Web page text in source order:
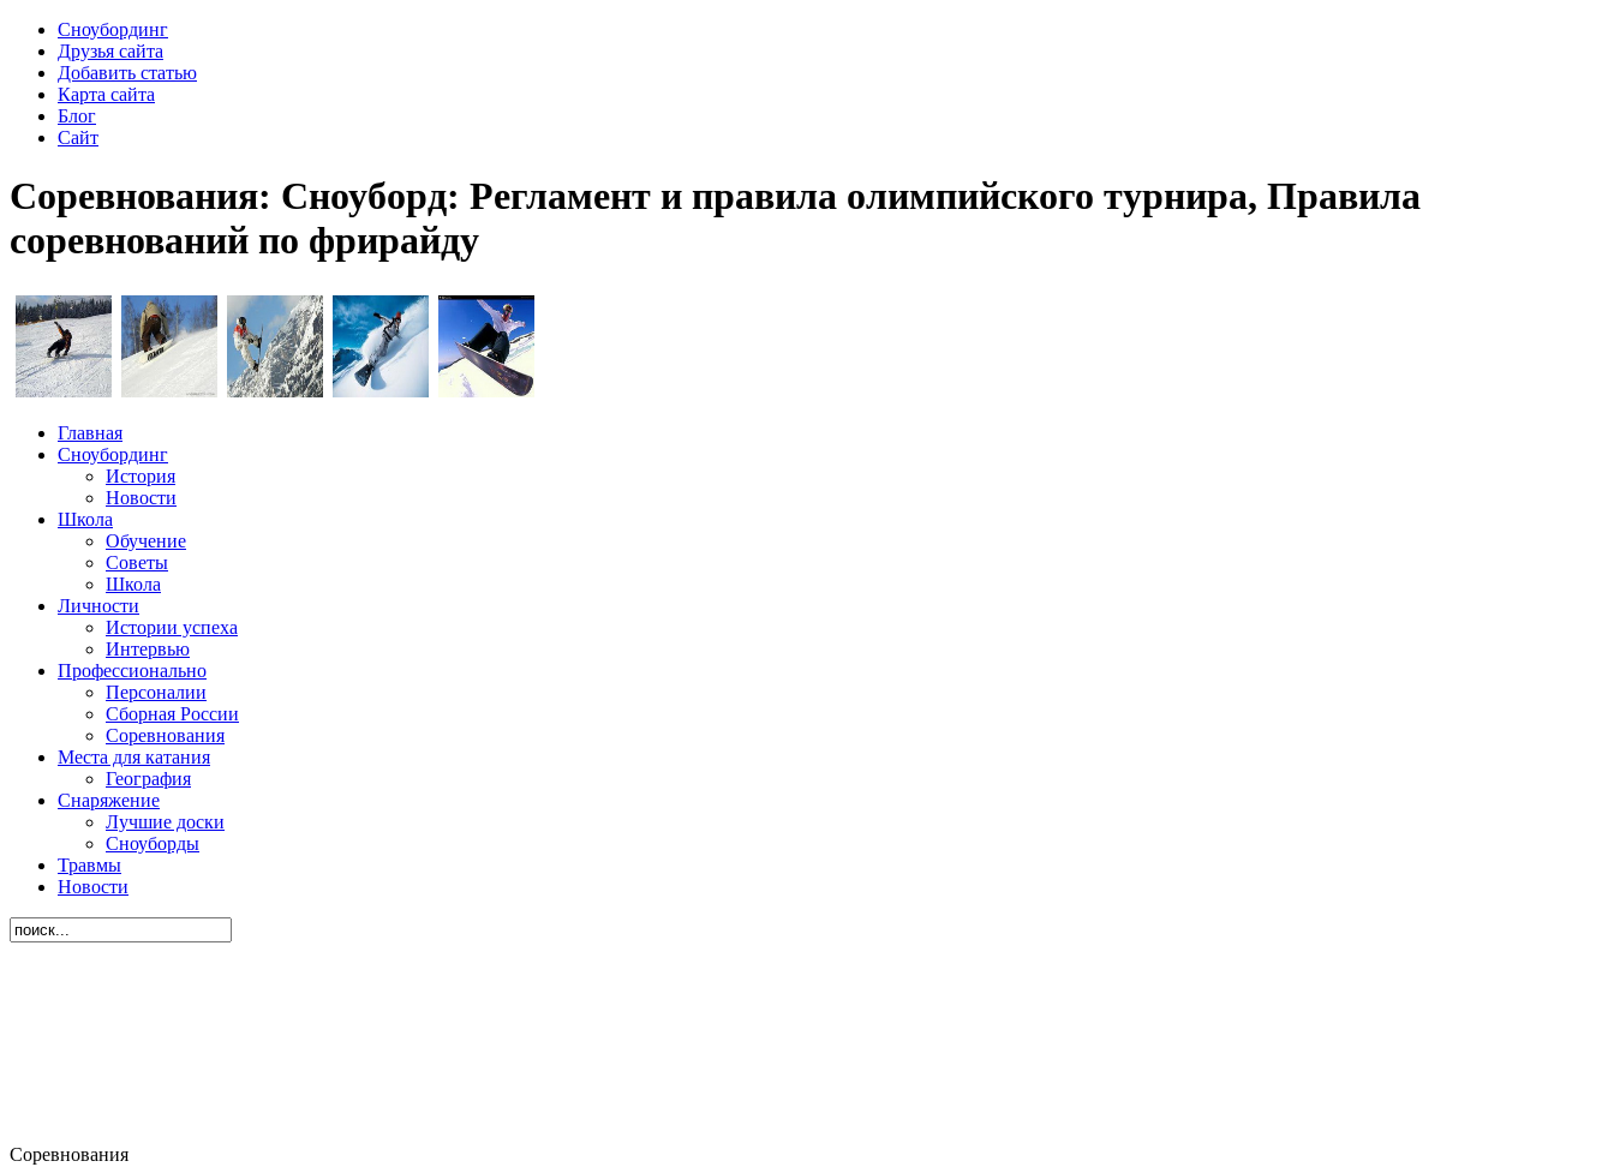
Сноубординг
Друзья сайта
Добавить статью
Карта сайта
Блог
Сайт
Соревнования: Сноуборд: Регламент и правила олимпийского турнира, Правила
соревнований по фрирайду
Главная
Сноубординг
История
Новости
Школа
Обучение
Советы
Школа
Личности
Истории успеха
Интервью
Профессионально
Персоналии
Сборная России
Соревнования
Места для катания
География
Снаряжение
Лучшие доски
Сноуборды
Травмы
Новости
Соревнования